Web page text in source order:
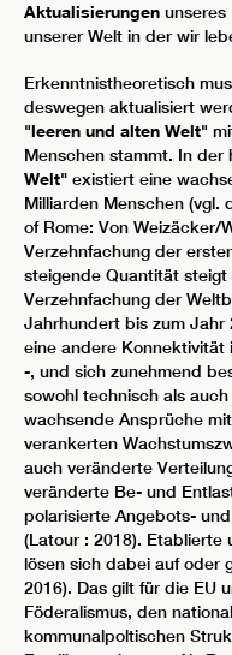
Aktualisierungen unseres
unserer Welt in der wir
Erkenntnistheoretisch
deswegen aktualisiert
"leeren und alten Welt"
Menschen stammt. In der
Welt" existiert eine
Milliarden Menschen (vgl.
of Rome: Von Weizäcker/
Verzehnfachung der
steigende Quantität steigt
Verzehnfachung der
Jahrhundert bis zum Jahr
eine andere Konnektivität
-, und sich zunehmend
sowohl technisch als
wachsende Ansprüche
verankerten
auch veränderte
veränderte Be- und
polarisierte Angebots-
(Latour : 2018). Etablierte
lösen sich dabei auf oder
2016). Das gilt für die EU
Föderalismus, den
kommunalpoltischen